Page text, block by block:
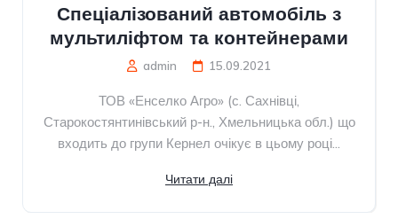
Спеціалізований автомобіль з
мультиліфтом та контейнерами
admin 15.09.2021
ТОВ «Енселко Агро» (с. Сахнівці,
Старокостянтинівський р-н., Хмельницька обл.) що
входить до групи Кернел очікує в цьому році...
Читати далі